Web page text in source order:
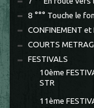
8 °°° Touche le
CONFINEMENT et
COURTS
FESTIVALS
10ème
STR
11ème